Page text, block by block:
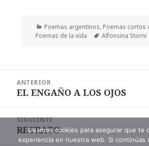
Categorías
Poemas argentinos, Poemas cortos
Poemas de la vida
Etiquetas
Alfonsina Storni
entradas
ANTERIOR
Entrada
EL ENGAÑO A LOS OJOS
SIGUIENTE
Entrada
siguiente:
RETRATO
Usamos cookies para asegurar que te
experiencia en nuestra web. Si continúas